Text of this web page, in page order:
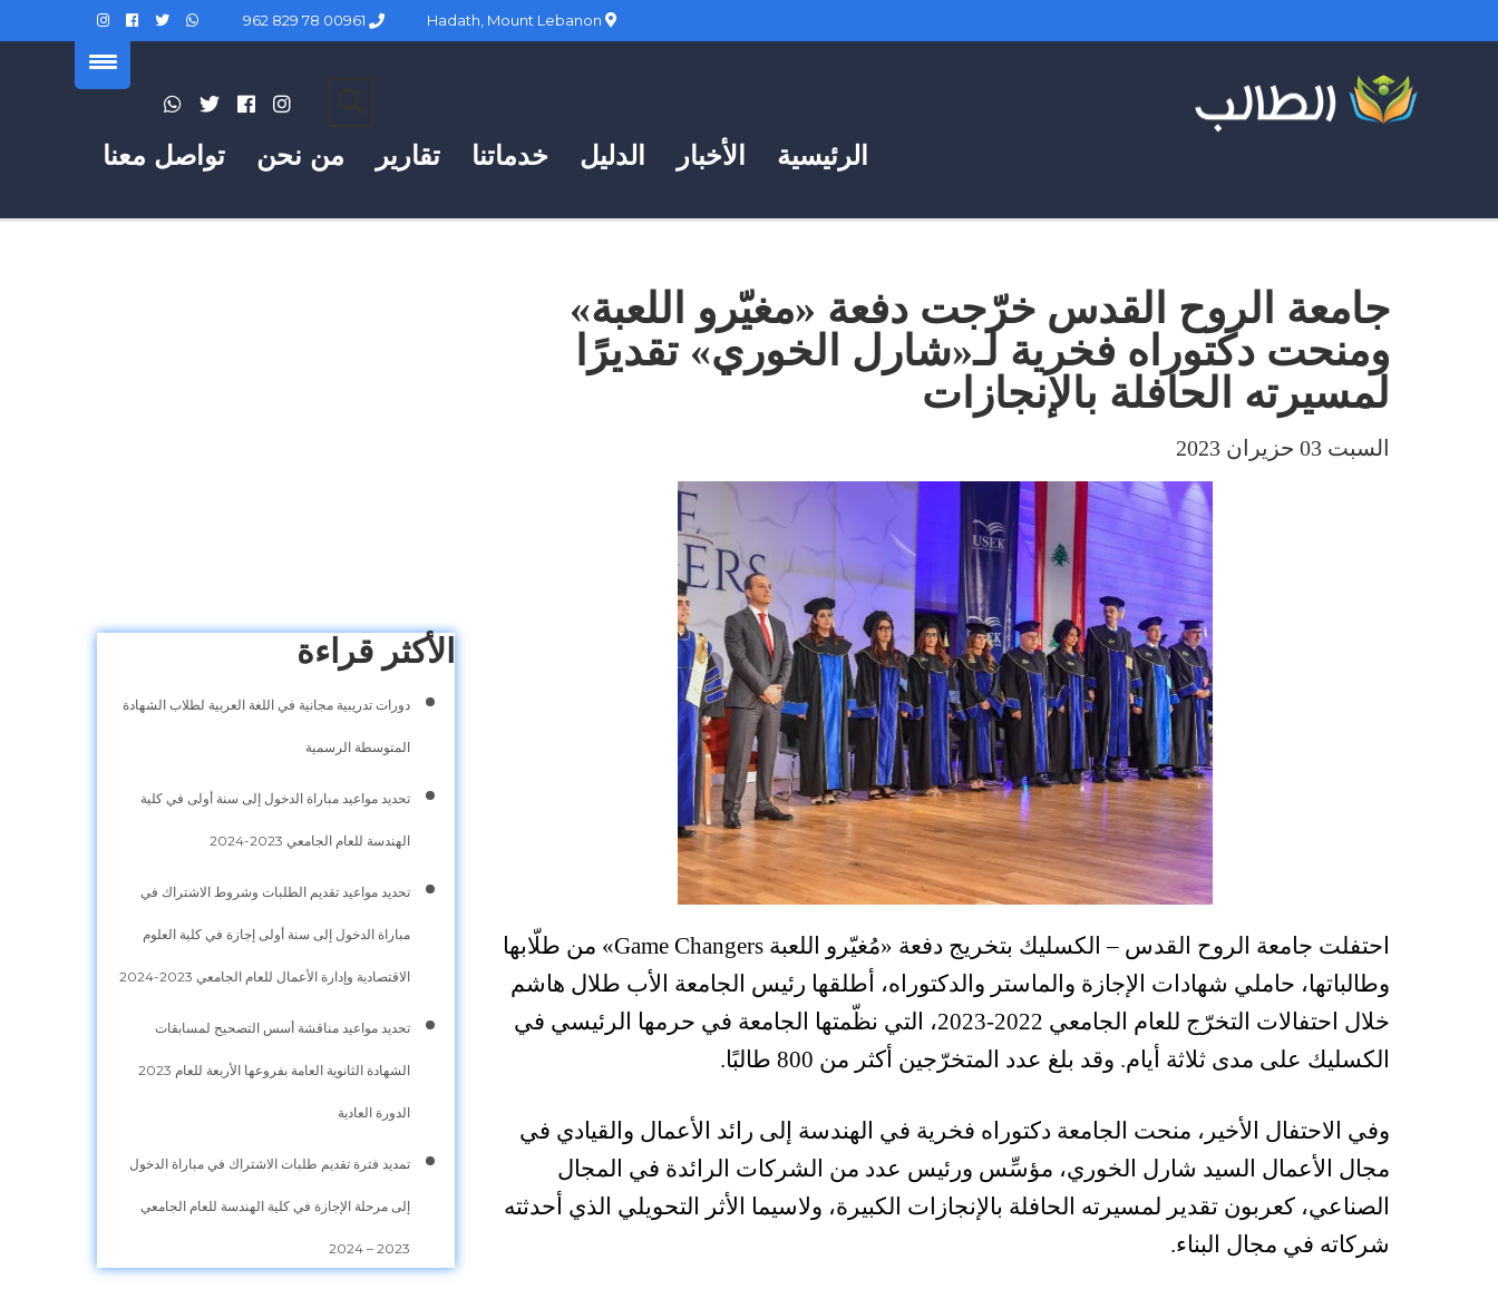
تواصل معنا من نحن تقارير خدماتنا الدليل الأخبار الرئيسية
جامعة الروح القدس خرّجت دفعة «مغيّرو اللعبة»
ومنحت دكتوراه فخرية لـ«شارل الخوري» تقديرًا
لمسيرته الحافلة بالإنجازات
السبت 03 حزيران 2023
احتفلت جامعة الروح القدس – الكسليك بتخريج دفعة «مُغيّرو اللعبة Game Changers» من طلّابها
وطالباتها، حاملي شهادات الإجازة والماستر والدكتوراه، أطلقها رئيس الجامعة الأب طلال هاشم
خلال احتفالات التخرّج للعام الجامعي 2022-2023، التي نظّمتها الجامعة في حرمها الرئيسي في
الكسليك على مدى ثلاثة أيام. وقد بلغ عدد المتخرّجين أكثر من 800 طالبًا.
وفي الاحتفال الأخير، منحت الجامعة دكتوراه فخرية في الهندسة إلى رائد الأعمال والقيادي في
مجال الأعمال السيد شارل الخوري، مؤسِّس ورئيس عدد من الشركات الرائدة في المجال
الصناعي، كعربون تقدير لمسيرته الحافلة بالإنجازات الكبيرة، ولاسيما الأثر التحويلي الذي أحدثته
شركاته في مجال البناء.
الأكثر قراءة
دورات تدريبية مجانية في اللغة العربية لطلاب الشهادة
المتوسطة الرسمية
تحديد مواعيد مباراة الدخول إلى سنة أولى في كلية
الهندسة للعام الجامعي 2023-2024
تحديد مواعيد تقديم الطلبات وشروط الاشتراك في
مباراة الدخول إلى سنة أولى إجازة في كلية العلوم
الاقتصادية وإدارة الأعمال للعام الجامعي 2023-2024
تحديد مواعيد مناقشة أسس التصحيح لمسابقات
الشهادة الثانوية العامة بفروعها الأربعة للعام 2023
الدورة العادية
تمديد فترة تقديم طلبات الاشتراك في مباراة الدخول
إلى مرحلة الإجازة في كلية الهندسة للعام الجامعي
2023 – 2024